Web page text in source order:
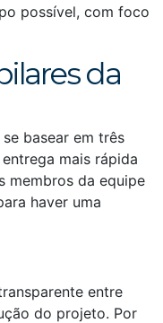
possível, com foco
da
basear em três
mais rápida
membros da equipe
haver uma
entre
do projeto. Por